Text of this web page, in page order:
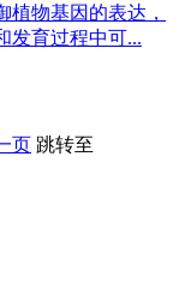
物基因的表达，
发育过程中可...
页 跳转至